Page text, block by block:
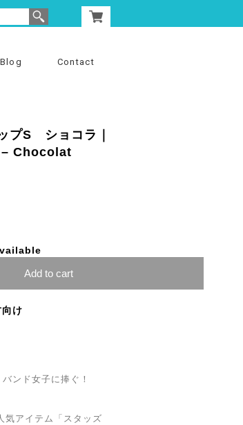
Blog Contact
プS ショコラ｜
Chocolat
Add to cart
け
ンド女子に捧ぐ！
気アイテム「スタッズ